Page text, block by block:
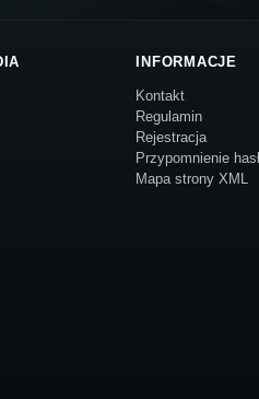
INFORMACJE
Kontakt
Regulamin
Rejestracja
Przypomnienie
Mapa strony XML